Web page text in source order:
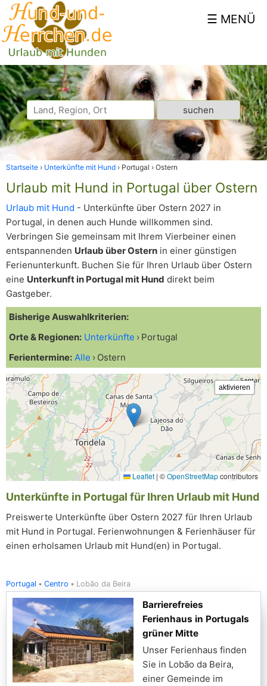
Startseite Unterkünfte mit Hund Portugal Ostern
Urlaub mit Hund in Portugal über Ostern
Urlaub mit Hund - Unterkünfte über Ostern 2027 in
Portugal, in denen auch Hunde willkommen sind.
Verbringen Sie gemeinsam mit Ihrem Vierbeiner einen
entspannenden Urlaub über Ostern in einer günstigen
Ferienunterkunft. Buchen Sie für Ihren Urlaub über Ostern
eine Unterkunft in Portugal mit Hund direkt beim
Gastgeber.
Bisherige Auswahlkriterien:
Orte & Regionen: Unterkünfte
Portugal
Ferientermine: Alle Ostern
Leaflet | ©OpenStreetMapcontributors
Unterkünfte in Portugal für Ihren Urlaub mit Hund
Preiswerte Unterkünfte über Ostern 2027 für Ihren Urlaub
mit Hund in Portugal. Ferienwohnungen & Ferienhäuser für
einen erholsamen Urlaub mit Hund(en) in Portugal.
Portugal Centro Lobão da Beira
Barrierefreies
Ferienhaus in Portugals
grüner Mitte
Unser Ferienhaus finden
Sie in Lobão da Beira,
einer Gemeinde im